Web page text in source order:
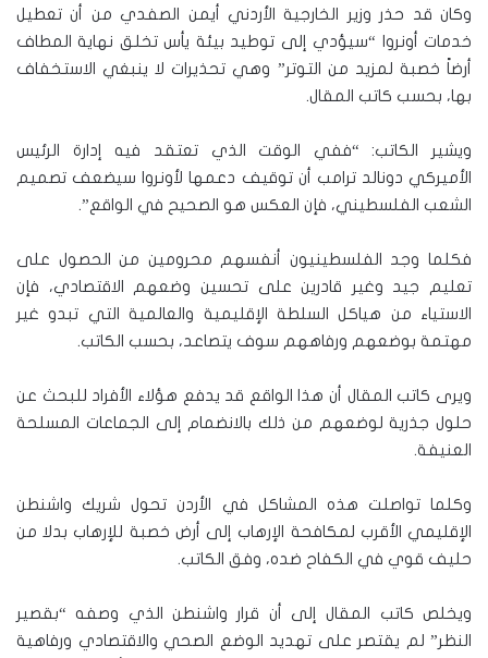
وكان قد حذر وزير الخارجية الأردني أيمن الصفدي من أن تعطيل
خدمات أونروا “سيؤدي إلى توطيد بيئة يأس تخلق نهاية المطاف
أرضاً خصبة لمزيد من التوتر” وهي تحذيرات لا ينبغي الاستخفاف
بها، بحسب كاتب المقال.
ويشير الكاتب: “ففي الوقت الذي تعتقد فيه إدارة الرئيس
الأميركي دونالد ترامب أن توقيف دعمها لأونروا سيضعف تصميم
الشعب الفلسطيني، فإن العكس هو الصحيح في الواقع”.
فكلما وجد الفلسطينيون أنفسهم محرومين من الحصول على
تعليم جيد وغير قادرين على تحسين وضعهم الاقتصادي، فإن
الاستياء من هياكل السلطة الإقليمية والعالمية التي تبدو غير
مهتمة بوضعهم ورفاههم سوف يتصاعد، بحسب الكاتب.
ويرى كاتب المقال أن هذا الواقع قد يدفع هؤلاء الأفراد للبحث عن
حلول جذرية لوضعهم من ذلك بالانضمام إلى الجماعات المسلحة
العنيفة.
وكلما تواصلت هذه المشاكل في الأردن تحول شريك واشنطن
الإقليمي الأقرب لمكافحة الإرهاب إلى أرض خصبة للإرهاب بدلا من
حليف قوي في الكفاح ضده، وفق الكاتب.
ويخلص كاتب المقال إلى أن قرار واشنطن الذي وصفه “بقصير
النظر” لم يقتصر على تهديد الوضع الصحي والاقتصادي ورفاهية